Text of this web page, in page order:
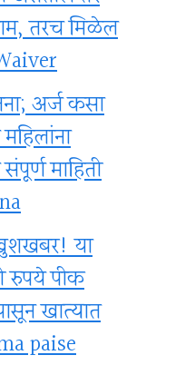
तरच मिळेल
अर्ज कसा
माहिती
या
रुपये पीक
खात्यात
paise